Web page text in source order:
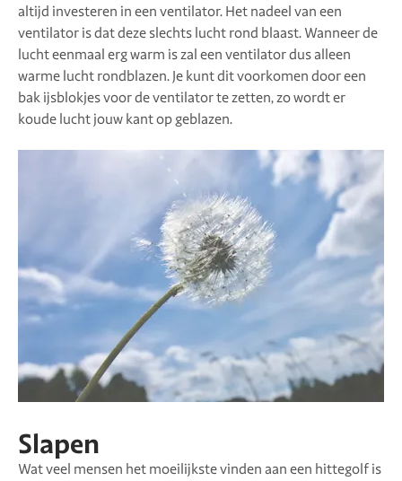
altijd investeren in een ventilator. Het nadeel van een
ventilator is dat deze slechts lucht rond blaast. Wanneer de
lucht eenmaal erg warm is zal een ventilator dus alleen
warme lucht rondblazen. Je kunt dit voorkomen door een
bak ijsblokjes voor de ventilator te zetten, zo wordt er
koude lucht jouw kant op geblazen.
Slapen
Wat veel mensen het moeilijkste vinden aan een hittegolf is